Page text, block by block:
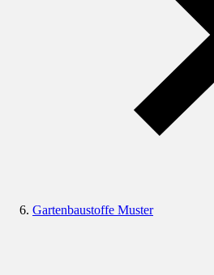
Gartenbaustoffe Muster